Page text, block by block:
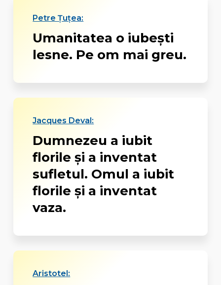
Petre Țuțea:
Umanitatea o iubești
lesne. Pe om mai greu.
Jacques Deval:
Dumnezeu a iubit
florile şi a inventat
sufletul. Omul a iubit
florile şi a inventat
vaza.
Aristotel: